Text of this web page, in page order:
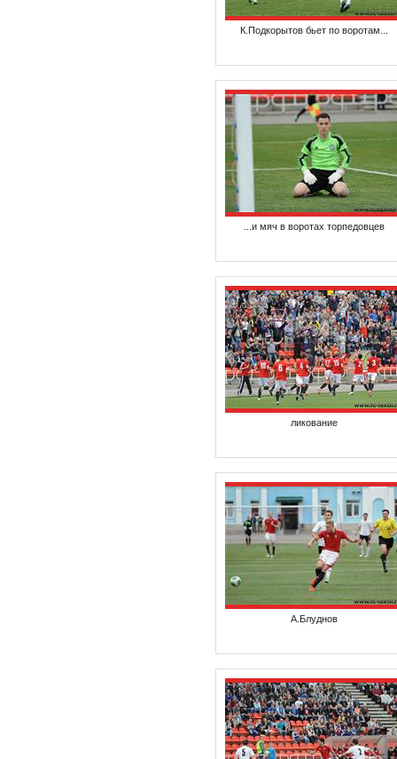
К.Подкорытов бьет по воротам...
...и мяч в воротах торпедовцев
ликование
А.Блуднов